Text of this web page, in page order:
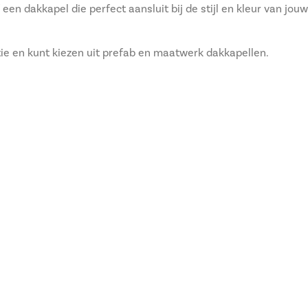
dakkapel die perfect aansluit bij de stijl en kleur van jouw
en kunt kiezen uit prefab en maatwerk dakkapellen.